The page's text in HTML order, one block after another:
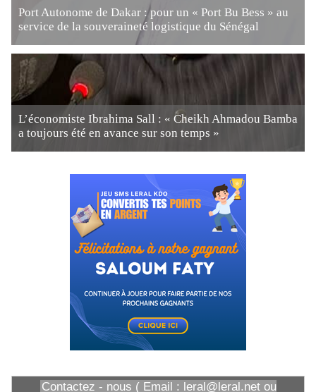
Port Autonome de Dakar : pour un « Port Bu Bess » au
service de la souveraineté logistique du Sénégal
L’économiste Ibrahima Sall : « Cheikh Ahmadou Bamba
a toujours été en avance sur son temps »
Contactez - nous ( Email : leral@leral.net ou